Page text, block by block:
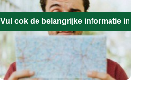
Vul ook de belangrijke informatie in